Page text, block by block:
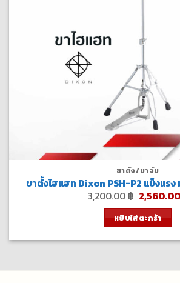
ขาตั้ง/ขาจับ
ขาตั้งไฮแฮท Dixon PSH-P2 แข็งแร
3,200.00฿ Original
price
was:
3,200.00
2,560.00
หยิบใส่ตะกร้า